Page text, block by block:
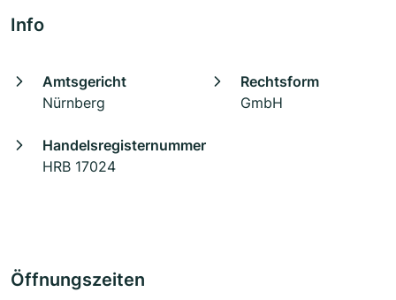
Info
Amtsgericht
Nürnberg
Rechtsform
GmbH
Handelsregisternummer
HRB 17024
Öffnungszeiten